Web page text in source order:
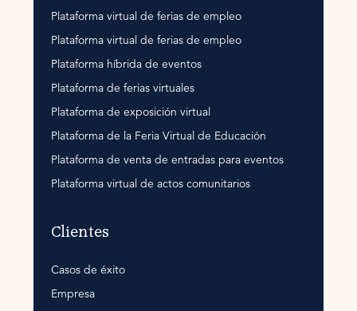
Plataforma virtual de ferias de empleo
Plataforma virtual de ferias de empleo
Plataforma híbrida de eventos
Plataforma de ferias virtuales
Plataforma de exposición virtual
Plataforma de la Feria Virtual de Educación
Plataforma de venta de entradas para eventos
Plataforma virtual de actos comunitarios
Clientes
Casos de éxito
Empresa